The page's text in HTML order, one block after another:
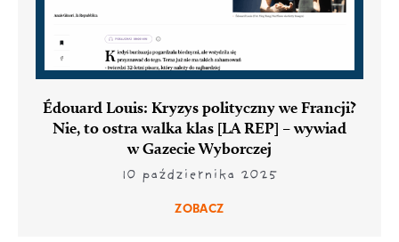
Édouard Louis: Kryzys polityczny we Francji?
Nie, to ostra walka klas [LA REP] – wywiad
w Gazecie Wyborczej
10 października 2025
ZOBACZ